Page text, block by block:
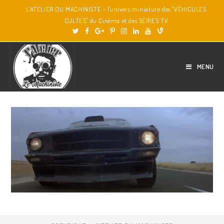
L'ATELIER DU MACHINISTE - l'univers miniature des "VÉHICULES
CULTES" du Cinéma et des SÉRIES TV
MENU